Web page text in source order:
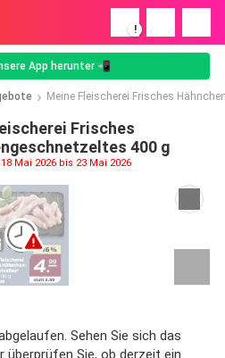
!
App herunter 📲
Meine Fleischerei Frisches
Frisches
400 g
Mai 2026 bis 23 Mai 2026
Sehen Sie sich das
überprüfen Sie, ob derzeit ein